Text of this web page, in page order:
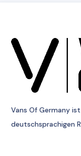
Vans Of Germany
deutschsprachigen